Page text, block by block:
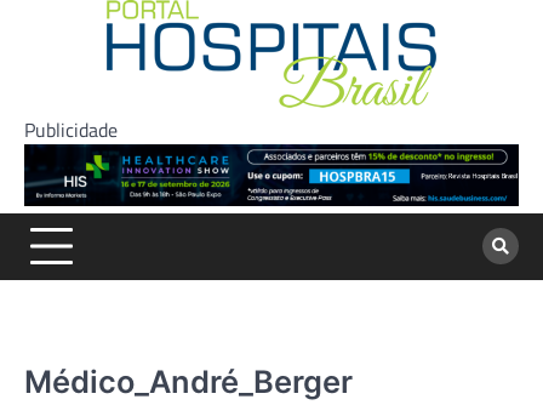
Publicidade
Médico_André_Berger